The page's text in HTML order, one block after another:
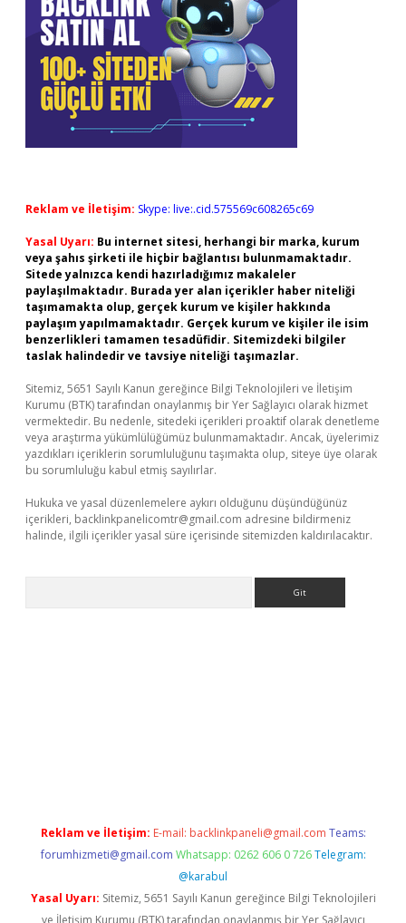
Reklam ve İletişim: Skype: live:.cid.575569c608265c69
Yasal Uyarı: Bu internet sitesi, herhangi bir marka, kurum
veya şahıs şirketi ile hiçbir bağlantısı bulunmamaktadır.
Sitede yalnızca kendi hazırladığımız makaleler
paylaşılmaktadır. Burada yer alan içerikler haber niteliği
taşımamakta olup, gerçek kurum ve kişiler hakkında
paylaşım yapılmamaktadır. Gerçek kurum ve kişiler ile isim
benzerlikleri tamamen tesadüfidir. Sitemizdeki bilgiler
taslak halindedir ve tavsiye niteliği taşımazlar.
Sitemiz, 5651 Sayılı Kanun gereğince Bilgi Teknolojileri ve İletişim
Kurumu (BTK) tarafından onaylanmış bir Yer Sağlayıcı olarak hizmet
vermektedir. Bu nedenle, sitedeki içerikleri proaktif olarak denetleme
veya araştırma yükümlülüğümüz bulunmamaktadır. Ancak, üyelerimiz
yazdıkları içeriklerin sorumluluğunu taşımakta olup, siteye üye olarak
bu sorumluluğu kabul etmiş sayılırlar.
Hukuka ve yasal düzenlemelere aykırı olduğunu düşündüğünüz
içerikleri, backlinkpanelicomtr@gmail.com adresine bildirmeniz
halinde, ilgili içerikler yasal süre içerisinde sitemizden kaldırılacaktır.
Reklam ve İletişim: E-mail: backlinkpaneli@gmail.com Teams:
forumhizmeti@gmail.com Whatsapp: 0262 606 0 726 Telegram:
@karabul
Yasal Uyarı: Sitemiz, 5651 Sayılı Kanun gereğince Bilgi Teknolojileri
ve İletişim Kurumu (BTK) tarafından onaylanmış bir Yer Sağlayıcı